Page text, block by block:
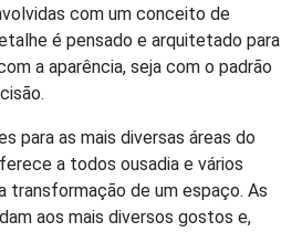
com um conceito de
é pensado e arquitetado para
a aparência, seja com o padrão
para as mais diversas áreas do
a todos ousadia e vários
transformação de um espaço. As
aos mais diversos gostos e,